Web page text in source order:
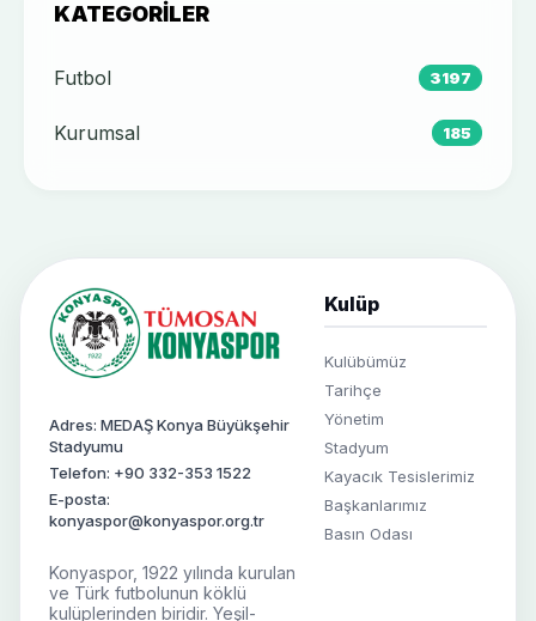
KATEGORILER
Futbol 3197
Kurumsal 185
Adres: MEDAŞ Konya Büyükşehir
Stadyumu
Telefon: +90 332-353 1522
E-posta:
konyaspor@konyaspor.org.tr
Konyaspor, 1922 yılında kurulan
ve Türk futbolunun köklü
kulüplerinden biridir. Yeşil-
Kulüp
Kulübümüz
Tarihçe
Yönetim
Stadyum
Kayacık Tesislerimiz
Başkanlarımız
Basın Odası